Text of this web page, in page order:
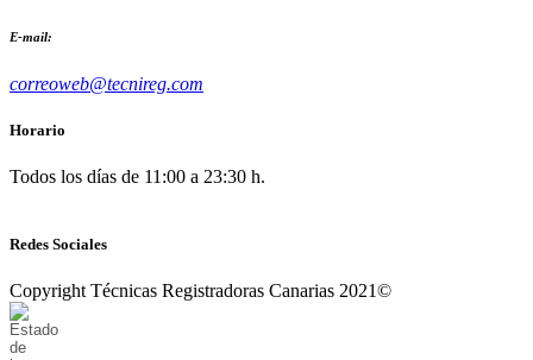
E-mail:
correoweb@tecnireg.com
Horario
Todos los días de 11:00 a 23:30 h.
Redes Sociales
Copyright Técnicas Registradoras Canarias 2021©